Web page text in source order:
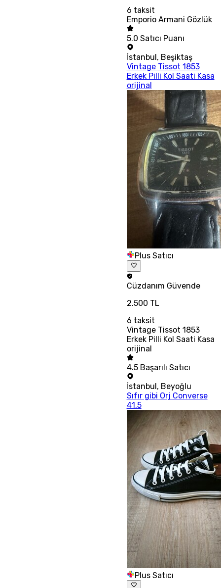
6 taksit
Emporio Armani Gözlük
5.0 Satıcı Puanı
İstanbul , Beşiktaş
Vintage Tissot 1853
Erkek Pilli Kol Saati Kasa
orijinal
Plus Satıcı
Cüzdanım Güvende
2.500 TL
6 taksit
Vintage Tissot 1853
Erkek Pilli Kol Saati Kasa
orijinal
4.5 Başarılı Satıcı
İstanbul, Beyoğlu
Sıfır gibi Orj Converse
41.5
Plus Satıcı